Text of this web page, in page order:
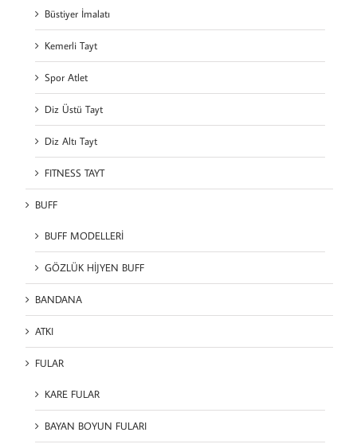
Büstiyer İmalatı
Kemerli Tayt
Spor Atlet
Diz Üstü Tayt
Diz Altı Tayt
FITNESS TAYT
BUFF
BUFF MODELLERİ
GÖZLÜK HİJYEN BUFF
BANDANA
ATKI
FULAR
KARE FULAR
BAYAN BOYUN FULARI